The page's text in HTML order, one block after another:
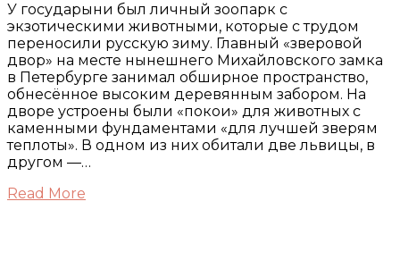
У государыни был личный зоопарк с
экзотическими животными, которые с трудом
переносили русскую зиму. Главный «зверовой
двор» на месте нынешнего Михайловского замка
в Петербурге занимал обширное пространство,
обнесённое высоким деревянным забором. На
дворе устроены были «покои» для животных с
каменными фундаментами «для лучшей зверям
теплоты». В одном из них обитали две львицы, в
другом —…
Read More